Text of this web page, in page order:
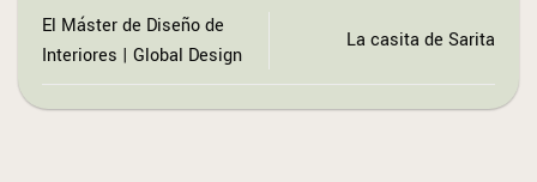
El Máster de Diseño de
Interiores | Global Design
La casita de Sarita